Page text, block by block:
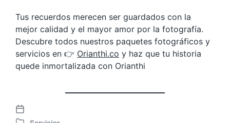
Tus recuerdos merecen ser guardados con la
mejor calidad y el mayor amor por la fotografía.
Descubre todos nuestros paquetes fotográficos y
servicios en 👉 Orianthi.co y haz que tu historia
quede inmortalizada con Orianthi
F